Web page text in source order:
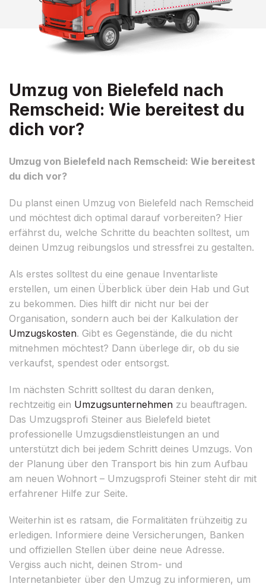
Umzug von Bielefeld nach
Remscheid: Wie bereitest du
dich vor?
Umzug von Bielefeld nach Remscheid: Wie bereitest
du dich vor?
Du planst einen Umzug von Bielefeld nach Remscheid
und möchtest dich optimal darauf vorbereiten? Hier
erfährst du, welche Schritte du beachten solltest, um
deinen Umzug reibungslos und stressfrei zu gestalten.
Als erstes solltest du eine genaue Inventarliste
erstellen, um einen Überblick über dein Hab und Gut
zu bekommen. Dies hilft dir nicht nur bei der
Organisation, sondern auch bei der Kalkulation der
Umzugskosten. Gibt es Gegenstände, die du nicht
mitnehmen möchtest? Dann überlege dir, ob du sie
verkaufst, spendest oder entsorgst.
Im nächsten Schritt solltest du daran denken,
rechtzeitig ein Umzugsunternehmen zu beauftragen.
Das Umzugsprofi Steiner aus Bielefeld bietet
professionelle Umzugsdienstleistungen an und
unterstützt dich bei jedem Schritt deines Umzugs. Von
der Planung über den Transport bis hin zum Aufbau
am neuen Wohnort – Umzugsprofi Steiner steht dir mit
erfahrener Hilfe zur Seite.
Weiterhin ist es ratsam, die Formalitäten frühzeitig zu
erledigen. Informiere deine Versicherungen, Banken
und offiziellen Stellen über deine neue Adresse.
Vergiss auch nicht, deinen Strom- und
Internetanbieter über den Umzug zu informieren, um